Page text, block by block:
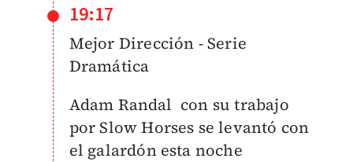
19:17
Mejor Dirección - Serie
Dramática
Adam Randal con su trabajo
por Slow Horses se levantó con
el galardón esta noche